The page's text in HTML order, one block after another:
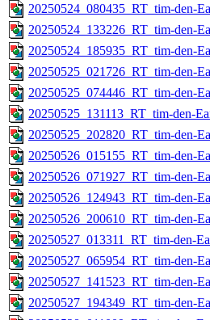
20250524_080435_RT_tim-den-
20250524_133226_RT_tim-den-
20250524_185935_RT_tim-den-
20250525_021726_RT_tim-den-
20250525_074446_RT_tim-den-
20250525_131113_RT_tim-den-
20250525_202820_RT_tim-den-
20250526_015155_RT_tim-den-
20250526_071927_RT_tim-den-
20250526_124943_RT_tim-den-
20250526_200610_RT_tim-den-
20250527_013311_RT_tim-den-
20250527_065954_RT_tim-den-
20250527_141523_RT_tim-den-
20250527_194349_RT_tim-den-